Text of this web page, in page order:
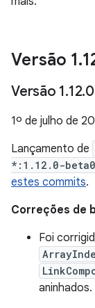
Versão 1.
Versão 1.12.
1º de julho de
Lançamento de
*:1.12.0-
estes commits.
Correções de
Foi
aninhados.